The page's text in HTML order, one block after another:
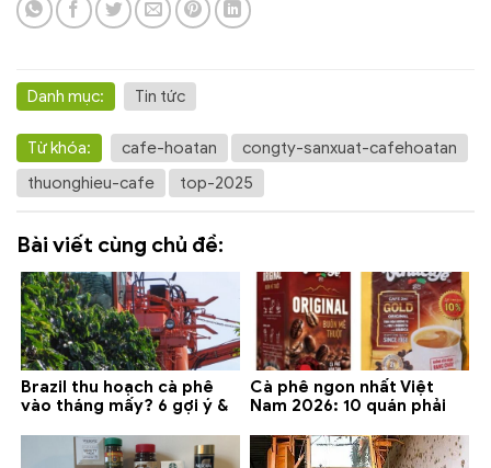
Danh mục: Tin tức
Từ khóa: cafe-hoatan
congty-sanxuat-cafehoatan
thuonghieu-cafe
top-2025
Bài viết cùng chủ đề:
Brazil thu hoạch cà phê
vào tháng mấy? 6 gợi ý &
Cà phê ngon nhất Việt
Nam 2026: 10 quán phải
Lạt